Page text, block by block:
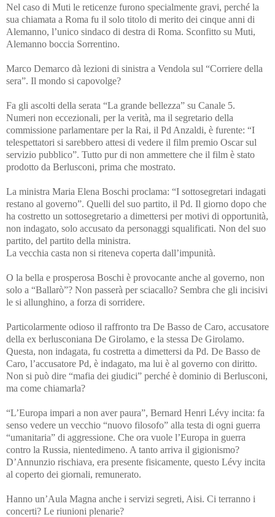
Nel caso di Muti le reticenze furono specialmente gravi, perché la
sua chiamata a Roma fu il solo titolo di merito dei cinque anni di
Alemanno, l’unico sindaco di destra di Roma. Sconfitto su Muti,
Alemanno boccia Sorrentino.
Marco Demarco dà lezioni di sinistra a Vendola sul “Corriere della
sera”. Il mondo si capovolge?
Fa gli ascolti della serata “La grande bellezza” su Canale 5.
Numeri non eccezionali, per la verità, ma il segretario della
commissione parlamentare per la Rai, il Pd Anzaldi, è furente: “I
telespettatori si sarebbero attesi di vedere il film premio Oscar sul
servizio pubblico”. Tutto pur di non ammettere che il film è stato
prodotto da Berlusconi, prima che mostrato.
La ministra Maria Elena Boschi proclama: “I sottosegretari indagati
restano al governo”. Quelli del suo partito, il Pd. Il giorno dopo che
ha costretto un sottosegretario a dimettersi per motivi di opportunità,
non indagato, solo accusato da personaggi squalificati. Non del suo
partito, del partito della ministra.
La vecchia casta non si riteneva coperta dall’impunità.
O la bella e prosperosa Boschi è provocante anche al governo, non
solo a “Ballarò”? Non passerà per sciacallo? Sembra che gli incisivi
le si allunghino, a forza di sorridere.
Particolarmente odioso il raffronto tra De Basso de Caro, accusatore
della ex berlusconiana De Girolamo, e la stessa De Girolamo.
Questa, non indagata, fu costretta a dimettersi da Pd. De Basso de
Caro, l’accusatore Pd, è indagato, ma lui è al governo con diritto.
Non si può dire “mafia dei giudici” perché è dominio di Berlusconi,
ma come chiamarla?
“L’Europa impari a non aver paura”, Bernard Henri Lévy incita: fa
senso vedere un vecchio “nuovo filosofo” alla testa di ogni guerra
“umanitaria” di aggressione. Che ora vuole l’Europa in guerra
contro la Russia, nientedimeno. A tanto arriva il gigionismo?
D’Annunzio rischiava, era presente fisicamente, questo Lévy incita
al coperto dei giornali, remunerato.
Hanno un’Aula Magna anche i servizi segreti, Aisi. Ci terranno i
concerti? Le riunioni plenarie?